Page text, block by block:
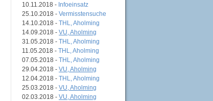
10.11.2018 - Infoeinsatz
25.10.2018 - Vermisstensuche
14.10.2018 - THL, Aholming
14.09.2018 - VU, Aholming
31.05.2018 - THL, Aholming
11.05.2018 - THL, Aholming
07.05.2018 - THL, Aholming
29.04.2018 - VU, Aholming
12.04.2018 - THL, Aholming
25.03.2018 - VU, Aholming
02.03.2018 - VU, Aholming